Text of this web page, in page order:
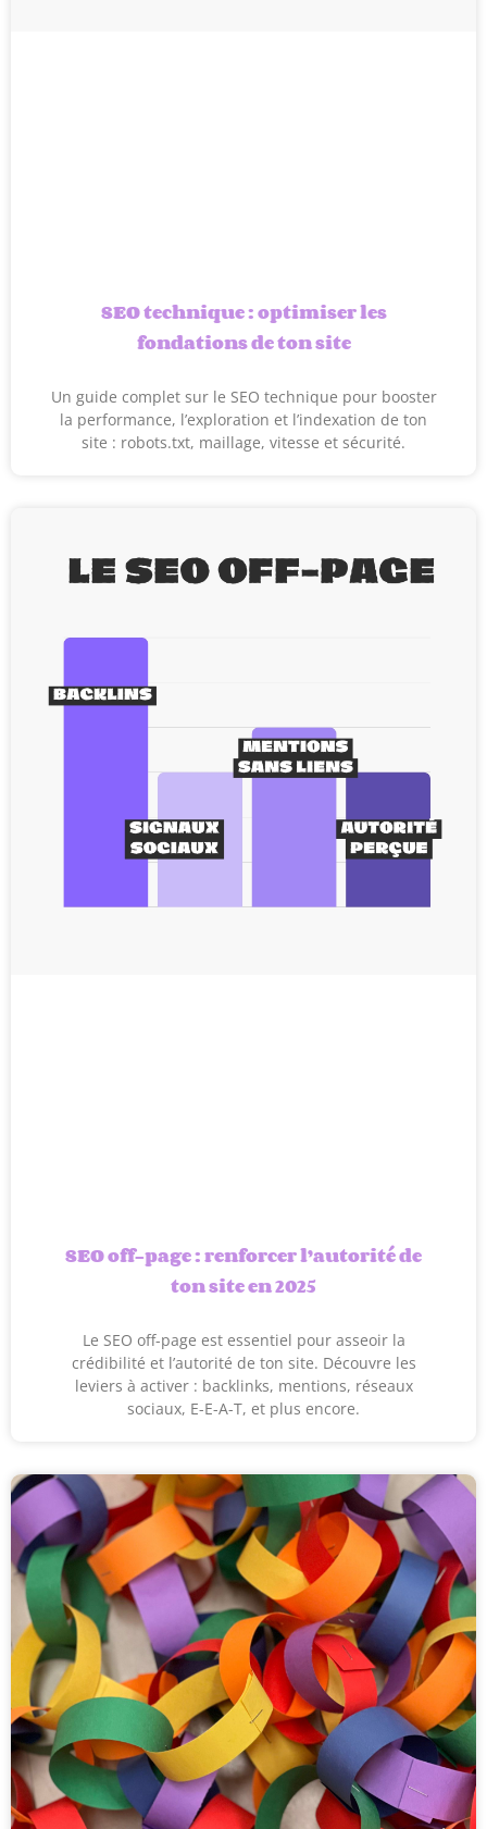
SEO technique : optimiser les
fondations de ton site
Un guide complet sur le SEO technique pour booster
la performance, l’exploration et l’indexation de ton
site : robots.txt, maillage, vitesse et sécurité.
SEO off-page : renforcer l’autorité de
ton site en 2025
Le SEO off-page est essentiel pour asseoir la
crédibilité et l’autorité de ton site. Découvre les
leviers à activer : backlinks, mentions, réseaux
sociaux, E-E-A-T, et plus encore.